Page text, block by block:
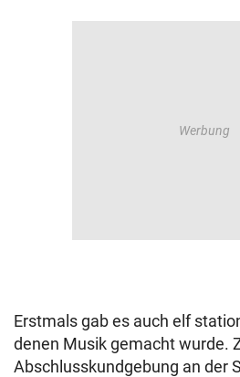
Erstmals gab es auch elf
denen Musik gemacht wurde.
Abschlusskundgebung an der